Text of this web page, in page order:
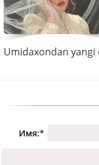
Имя:*